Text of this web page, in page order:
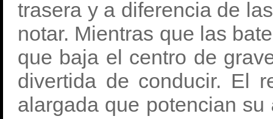
trasera y a diferencia de
notar. Mientras que las
que baja el centro de
divertida de conducir. El
alargada que potencian su